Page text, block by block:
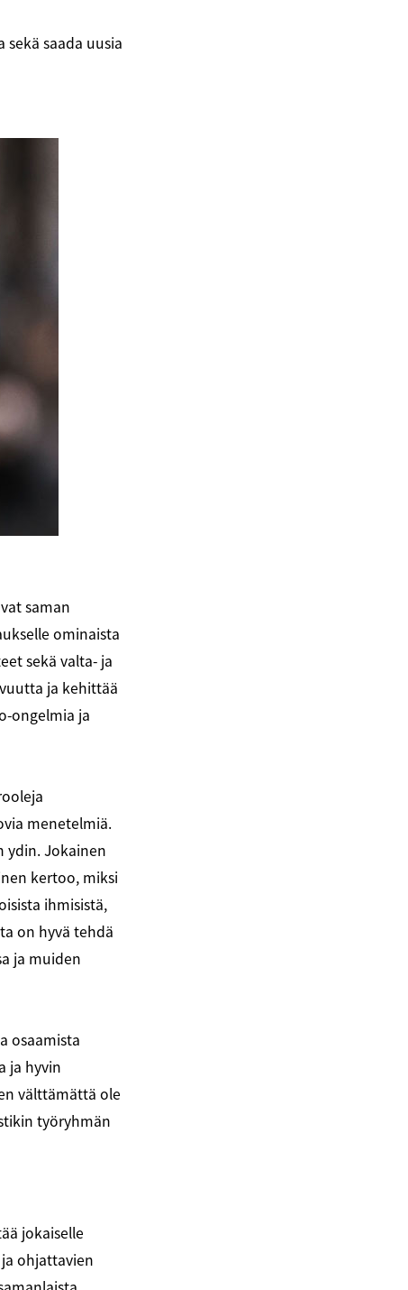
saada uusia
saman
ominaista
sekä valta- ja
ja kehittää
ongelmia ja
menetelmiä.
ydin. Jokainen
kertoo, miksi
ihmisistä,
on hyvä tehdä
ja muiden
osaamista
ja hyvin
välttämättä ole
työryhmän
jokaiselle
ohjattavien